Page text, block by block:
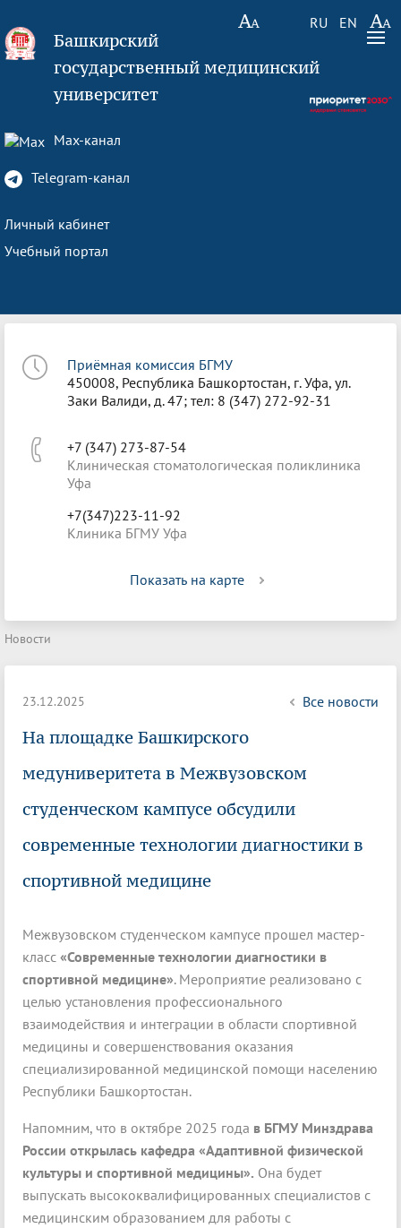
RU EN
Башкирский
государственный медицинский
университет
Max-канал
Telegram-канал
Личный кабинет
Учебный портал
Приёмная комиссия БГМУ
450008, Республика Башкортостан, г. Уфа, ул.
Заки Валиди, д. 47; тел: 8 (347) 272-92-31
+7 (347) 273-87-54
Клиническая стоматологическая поликлиника
Уфа
+7(347)223-11-92
Клиника БГМУ Уфа
Показать на карте
Новости
23.12.2025 Все новости
На площадке Башкирского
медуниверитета в Межвузовском
студенческом кампусе обсудили
современные технологии диагностики в
спортивной медицине
Межвузовском студенческом кампусе прошел мастер-
класс «Современные технологии диагностики в
спортивной медицине». Мероприятие реализовано с
целью установления профессионального
взаимодействия и интеграции в области спортивной
медицины и совершенствования оказания
специализированной медицинской помощи населению
Республики Башкортостан.
Напомним, что в октябре 2025 года в БГМУ Минздрава
России открылась кафедра «Адаптивной физической
культуры и спортивной медицины». Она будет
выпускать высококвалифицированных специалистов с
медицинским образованием для работы с